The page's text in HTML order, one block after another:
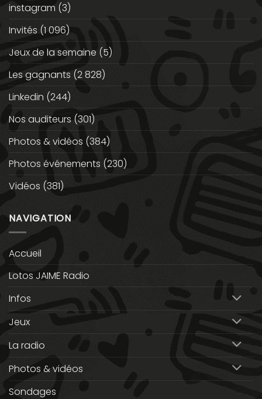
instagram (3)
Invités (1 096)
Jeux de la semaine (5)
Les gagnants (2 828)
Linkedin (244)
Nos auditeurs (301)
Photos & vidéos (384)
Photos événements (230)
Vidéos (381)
NAVIGATION
Accueil
Lotos JAIME Radio
Infos
Jeux
La radio
Photos & vidéos
Sondages